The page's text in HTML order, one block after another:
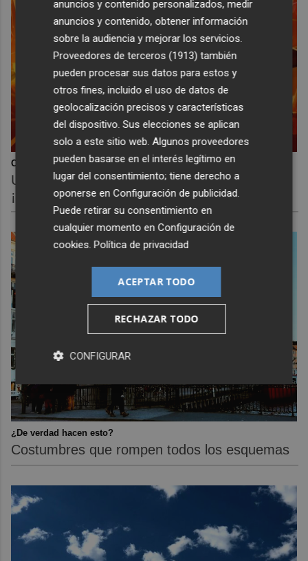
Corepunk MMORPG
Un verdadero MMORPG de la vieja escuela
¡Cómo los de antes, pero mejor!
¿De verdad hacen esto?
Costumbres que rompen todos los esquemas
anuncios y contenido personalizados, medir
anuncios y contenido, obtener información
sobre la audiencia y mejorar los servicios.
Proveedores de terceros (1913) también
pueden procesar sus datos para estos y
otros fines, incluido el uso de datos de
geolocalización precisos y características
del dispositivo. Sus elecciones se aplican
solo a este sitio web. Algunos proveedores
pueden basarse en el interés legítimo en
lugar del consentimiento; tiene derecho a
oponerse enConfiguración de publicidad.
Puede retirar su consentimiento en
cualquier momento enConfiguración de
cookies.Política de privacidad
ACEPTAR TODO
RECHAZAR TODO
CONFIGURAR